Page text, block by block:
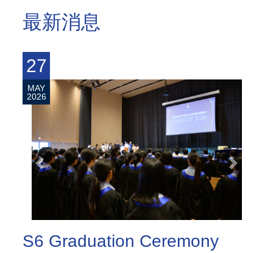
日領袖。
最新消息
27
MAY
2026
S6 Graduation Ceremony